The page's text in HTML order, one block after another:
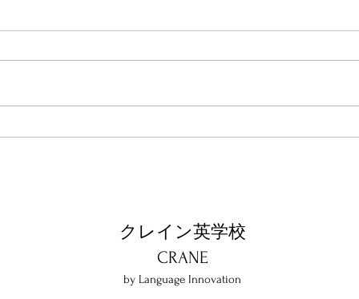
外国
クレイン英学校
​CRANE
by Language Innovation